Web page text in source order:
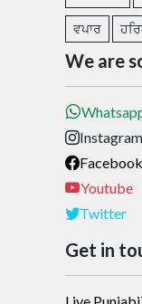
ਵਪਾਰ
We are
Instagram
Facebook
Youtube
Twitter
Get in